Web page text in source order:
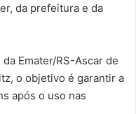
da prefeitura e da
Emater/RS-Ascar de
o objetivo é garantir a
após o uso nas